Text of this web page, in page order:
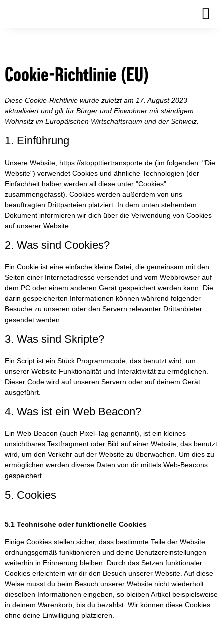
Cookie-Richtlinie (EU)
Diese Cookie-Richtlinie wurde zuletzt am 17. August 2023
aktualisiert und gilt für Bürger und Einwohner mit ständigem
Wohnsitz im Europäischen Wirtschaftsraum und der Schweiz.
1. Einführung
Unsere Website, https://stoppttiertransporte.de (im folgenden: "Die
Website") verwendet Cookies und ähnliche Technologien (der
Einfachheit halber werden all diese unter "Cookies"
zusammengefasst). Cookies werden außerdem von uns
beauftragten Drittparteien platziert. In dem unten stehendem
Dokument informieren wir dich über die Verwendung von Cookies
auf unserer Website.
2. Was sind Cookies?
Ein Cookie ist eine einfache kleine Datei, die gemeinsam mit den
Seiten einer Internetadresse versendet und vom Webbrowser auf
dem PC oder einem anderen Gerät gespeichert werden kann. Die
darin gespeicherten Informationen können während folgender
Besuche zu unseren oder den Servern relevanter Drittanbieter
gesendet werden.
3. Was sind Skripte?
Ein Script ist ein Stück Programmcode, das benutzt wird, um
unserer Website Funktionalität und Interaktivität zu ermöglichen.
Dieser Code wird auf unseren Servern oder auf deinem Gerät
ausgeführt.
4. Was ist ein Web Beacon?
Ein Web-Beacon (auch Pixel-Tag genannt), ist ein kleines
unsichtbares Textfragment oder Bild auf einer Website, das benutzt
wird, um den Verkehr auf der Website zu überwachen. Um dies zu
ermöglichen werden diverse Daten von dir mittels Web-Beacons
gespeichert.
5. Cookies
5.1 Technische oder funktionelle Cookies
Einige Cookies stellen sicher, dass bestimmte Teile der Website
ordnungsgemäß funktionieren und deine Benutzereinstellungen
weiterhin in Erinnerung bleiben. Durch das Setzen funktionaler
Cookies erleichtern wir dir den Besuch unserer Website. Auf diese
Weise musst du beim Besuch unserer Website nicht wiederholt
dieselben Informationen eingeben, so bleiben Artikel beispielsweise
in deinem Warenkorb, bis du bezahlst. Wir können diese Cookies
ohne deine Einwilligung platzieren.